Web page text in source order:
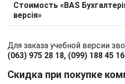
Стоимость «BAS
версія»
Для заказа учебной версии
(063) 975 28 18, (099) 188 45 16
Скидка при покупке